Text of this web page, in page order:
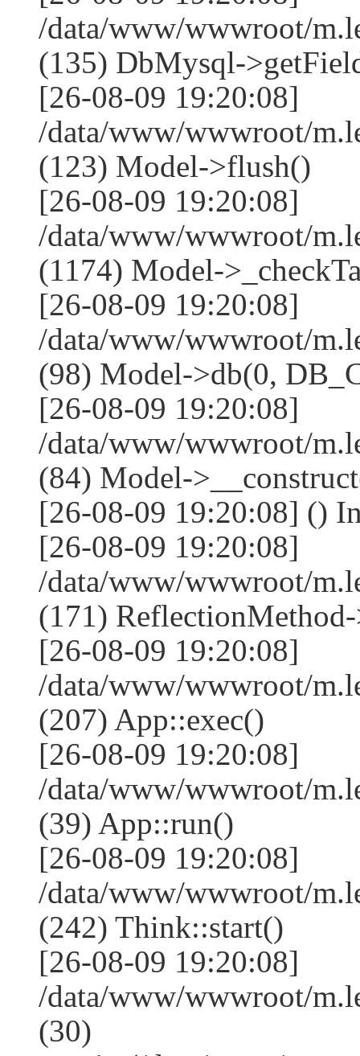
/data/www/wwwroot/
(135) DbMysql-
[26-08-09 19:20:08]
/data/www/wwwroot/
(123) Model->flush()
[26-08-09 19:20:08]
/data/www/wwwroot/
(1174) Model-
[26-08-09 19:20:08]
/data/www/wwwroot/
(98) Model->db(0,
[26-08-09 19:20:08]
/data/www/wwwroot/
(84) Model-
[26-08-09 19:20:08] ()
[26-08-09 19:20:08]
/data/www/wwwroot/
(171)
[26-08-09 19:20:08]
/data/www/wwwroot/
(207) App::exec()
[26-08-09 19:20:08]
/data/www/wwwroot/
(39) App::run()
[26-08-09 19:20:08]
/data/www/wwwroot/
(242) Think::start()
[26-08-09 19:20:08]
/data/www/wwwroot/
(30)